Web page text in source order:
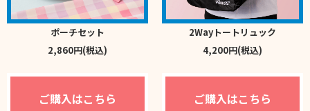
ポーチセット
2,860円(税込)
ご購入はこちら
2Wayトートリュック
4,200円(税込)
ご購入はこちら